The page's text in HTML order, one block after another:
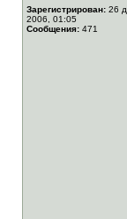
Зарегистрирован: 26
2006, 01:05
Сообщения: 471